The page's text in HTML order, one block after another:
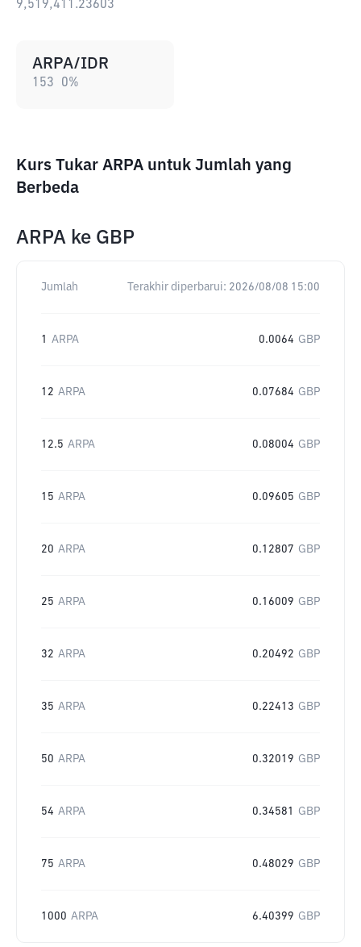
9,519,411.23603
ARPA/IDR
153 0%
Kurs Tukar ARPA untuk Jumlah yang
Berbeda
ARPA ke GBP
Jumlah Terakhir diperbarui: 2026/08/08 15:00
1 ARPA 0.0064 GBP
12 ARPA 0.07684 GBP
12.5 ARPA 0.08004 GBP
15 ARPA 0.09605 GBP
20 ARPA 0.12807 GBP
25 ARPA 0.16009 GBP
32 ARPA 0.20492 GBP
35 ARPA 0.22413 GBP
50 ARPA 0.32019 GBP
54 ARPA 0.34581 GBP
75 ARPA 0.48029 GBP
1000 ARPA 6.40399 GBP